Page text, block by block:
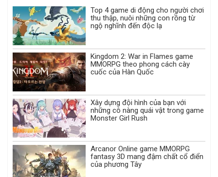
Top 4 game di động cho người chơi
thu thập, nuôi những con rồng từ
ngộ nghĩnh đến độc lạ
Kingdom 2: War in Flames game
MMORPG theo phong cách cày
cuốc của Hàn Quốc
Xây dựng đội hình của bạn với
những cô nàng quái vật trong game
Monster Girl Rush
Arcanor Online game MMORPG
fantasy 3D mang đậm chất cổ điển
của phương Tây